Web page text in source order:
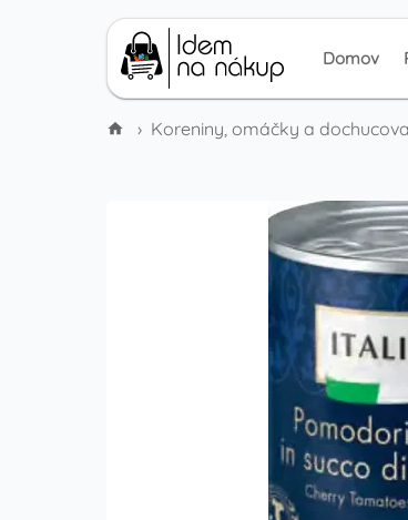
Domov
› Koreniny, omáčky a